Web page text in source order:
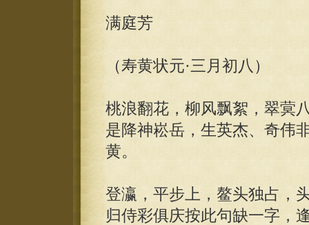
满庭芳
（寿黄状元·三月初八）
桃浪翻花，柳风飘絮，翠蓂
是降神崧岳，生英杰、奇伟
黄。
登瀛，平步上，鳌头独占，
归侍彩俱庆按此句缺一字，